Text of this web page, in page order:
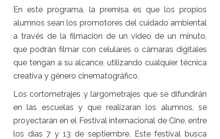
En este programa, la premisa es que los propios
alumnos sean los promotores del cuidado ambiental
a través de la filmación de un video de un minuto,
que podrán filmar con celulares o cámaras digitales
que tengan a su alcance, utilizando cualquier técnica
creativa y género cinematográfico.
Los cortometrajes y largometrajes que se difundirán
en las escuelas y que realizaran los alumnos, se
proyectarán en el Festival internacional de Cine, entre
los días 7 y 13 de septiembre. Este festival busca